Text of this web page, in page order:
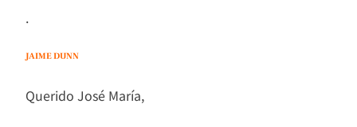
.
JAIME DUNN
Querido José María,